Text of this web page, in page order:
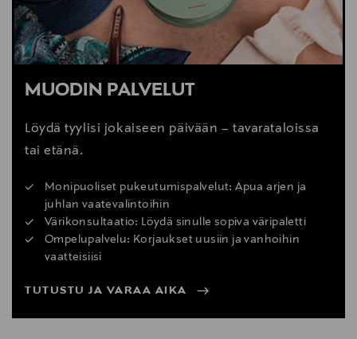
MUODIN PALVELUT
Löydä tyylisi jokaiseen päivään – tavarataloissa
tai etänä.
Monipuoliset pukeutumispalvelut: Apua arjen ja
juhlan vaatevalintoihin
Värikonsultaatio: Löydä sinulle sopiva väripaletti
Ompelupalvelu: Korjaukset uusiin ja vanhoihin
vaatteisiisi
TUTUSTU JA VARAA AIKA